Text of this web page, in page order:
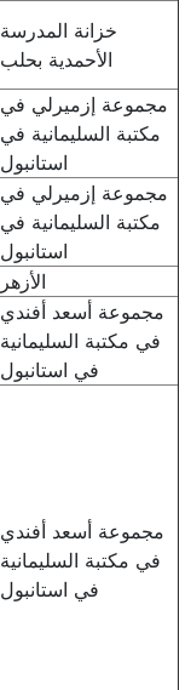
خزانة المدرسة
الأحمدية بحلب
مجموعة إزميرلي في
مكتبة السليمانية في
استانبول
مجموعة إزميرلي في
مكتبة السليمانية في
استانبول
الأزهر
مجموعة أسعد أفندي
في مكتبة السليمانية
في استانبول
مجموعة أسعد أفندي
في مكتبة السليمانية
في استانبول